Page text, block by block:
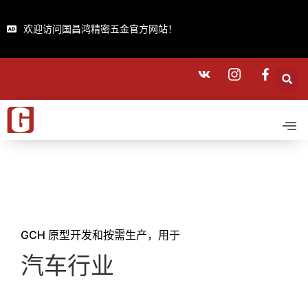
欢迎访问国昌鸿精密五金官方网站！
GCH 原型开发和按需生产，用于
汽车行业